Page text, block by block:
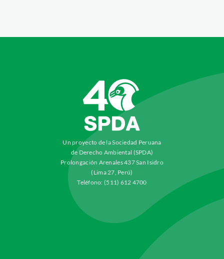
Un proyecto de la Sociedad Peruana
de Derecho Ambiental (SPDA)
Prolongación Arenales 437 San Isidro
(Lima 27, Perú)
Teléfono: (511) 612 4700